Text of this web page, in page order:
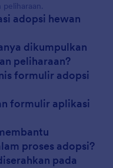
adopsi hewan
dikumpulkan
peliharaan?
formulir adopsi
formulir aplikasi
proses adopsi?
pada